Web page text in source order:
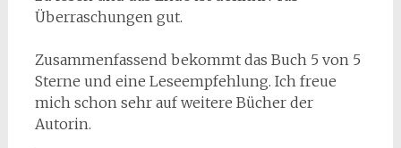
Überraschungen gut.
Zusammenfassend bekommt das Buch 5 von 5
Sterne und eine Leseempfehlung. Ich freue
mich schon sehr auf weitere Bücher der
Autorin.